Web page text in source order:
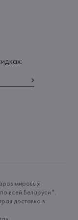
мировых
всей Беларуси*.
доставка в